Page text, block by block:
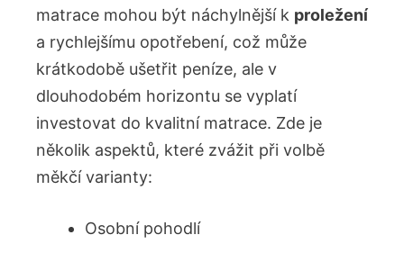
matrace mohou být náchylnější k proležení
a rychlejšímu opotřebení, což může
krátkodobě ušetřit peníze, ale v
dlouhodobém horizontu se vyplatí
investovat do ‌kvalitní ⁣matrace. Zde‌ je
několik aspektů, které zvážit při volbě
měkčí varianty:
Osobní pohodlí